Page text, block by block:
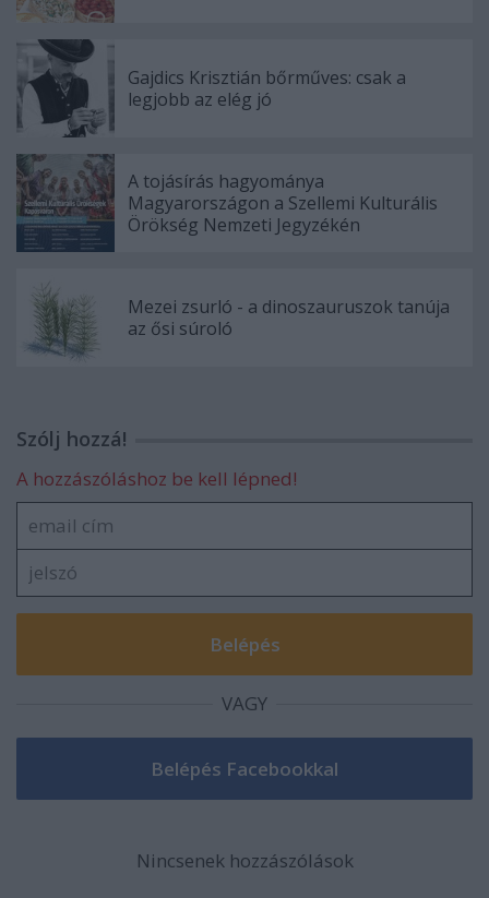
Gajdics Krisztián bőrműves: csak a
legjobb az elég jó
A tojásírás hagyománya
Magyarországon a Szellemi Kulturális
Örökség Nemzeti Jegyzékén
Mezei zsurló - a dinoszauruszok tanúja
az ősi súroló
Szólj hozzá!
A hozzászóláshoz be kell lépned!
VAGY
Nincsenek hozzászólások